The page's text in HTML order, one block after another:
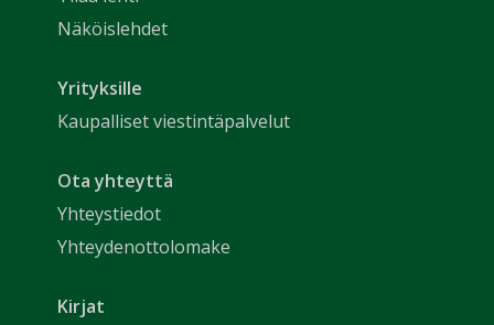
Näköislehdet
Yrityksille
Kaupalliset viestintäpalvelut
Ota yhteyttä
Yhteystiedot
Yhteydenottolomake
Kirjat